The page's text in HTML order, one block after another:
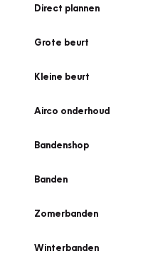
Direct plannen
Grote beurt
Kleine beurt
Airco onderhoud
Bandenshop
Banden
Zomerbanden
Winterbanden